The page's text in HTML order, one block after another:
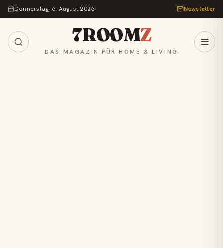
Zum Inhalt springen
Donnerstag, 6. August 2026 Newsletter
7ROOMZ
DAS MAGAZIN FÜR HOME & LIVING